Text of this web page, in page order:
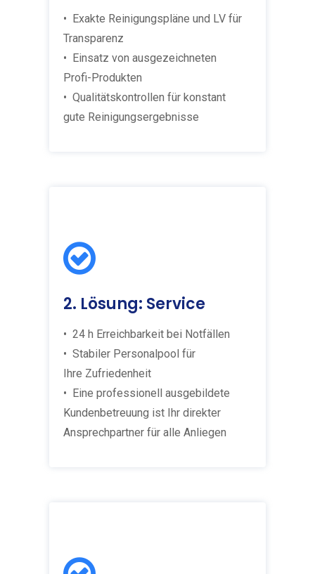
• Exakte Reinigungspläne und LV für
Transparenz
• Einsatz von ausgezeichneten
Profi-Produkten
• Qualitätskontrollen für konstant
gute Reinigungsergebnisse
2. Lösung: Service
• 24 h Erreichbarkeit bei Notfällen
• Stabiler Personalpool für
Ihre Zufriedenheit
• Eine professionell ausgebildete
Kundenbetreuung ist Ihr direkter
Ansprechpartner für alle Anliegen